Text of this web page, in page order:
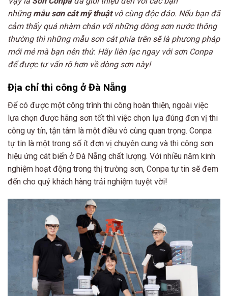
những mẫu sơn cát mỹ thuậtvô cùng độc đáo. Nếu bạn đã
cảm thấy quá nhàm chán với những dòng sơn nước thông
thường thì những mẫu sơn cát phía trên sẽ là phương pháp
mới mẻ mà bạn nên thử. Hãy liên lạc ngay với sơn Conpa
để được tư vấn rõ hơn về dòng sơn này!
Địa chỉ thi công ở Đà Nẵng
Để có được một công trình thi công hoàn thiện, ngoài việc
lựa chọn được hãng sơn tốt thì việc chọn lựa đúng đơn vị thi
công uy tín, tận tâm là một điều vô cùng quan trọng. Conpa
tự tin là một trong số ít đơn vị chuyên cung và thi công sơn
hiệu ứng cát biển ở Đà Nẵng chất lượng. Với nhiều năm kinh
nghiệm hoạt động trong thị trường sơn, Conpa tự tin sẽ đem
đến cho quý khách hàng trải nghiệm tuyệt vời!